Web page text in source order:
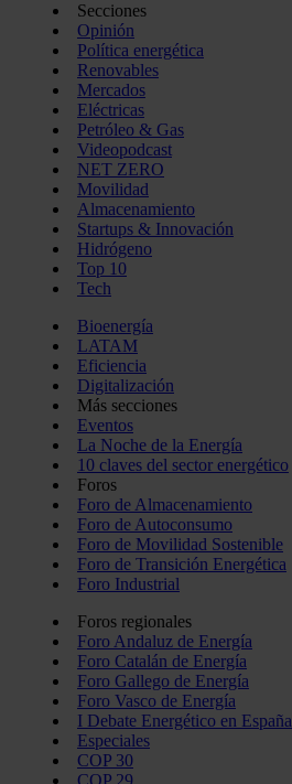
Secciones
Opinión
Política energética
Renovables
Mercados
Eléctricas
Petróleo & Gas
Videopodcast
NET ZERO
Movilidad
Almacenamiento
Startups & Innovación
Hidrógeno
Top 10
Tech
Bioenergía
LATAM
Eficiencia
Digitalización
Más secciones
Eventos
La Noche de la Energía
10 claves del sector energético
Foros
Foro de Almacenamiento
Foro de Autoconsumo
Foro de Movilidad Sostenible
Foro de Transición Energética
Foro Industrial
Foros regionales
Foro Andaluz de Energía
Foro Catalán de Energía
Foro Gallego de Energía
Foro Vasco de Energía
I Debate Energético en España
Especiales
COP 30